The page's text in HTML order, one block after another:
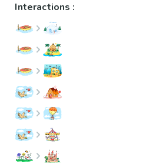
Interactions :